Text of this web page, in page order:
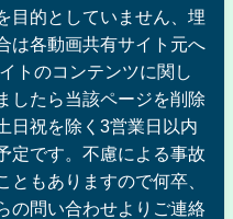
目的としていません、埋
は各動画共有サイト元へ
トのコンテンツに関し
したら当該ページを削除
日祝を除く3営業日以内
定です。不慮による事故
ともありますので何卒、
の問い合わせよりご連絡